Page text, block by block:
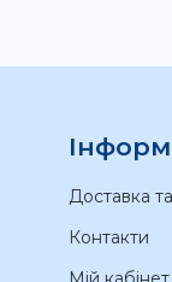
Доставка
Контакти